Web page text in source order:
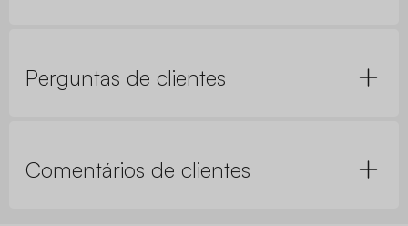
Perguntas de clientes
Comentários de clientes